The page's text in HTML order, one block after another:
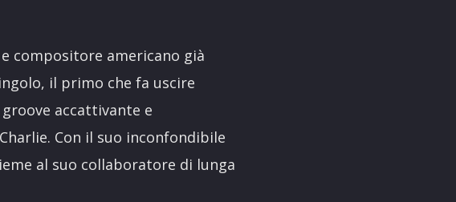
compositore americano già
il primo che fa uscire
groove accattivante e
Con il suo inconfondibile
al suo collaboratore di lunga